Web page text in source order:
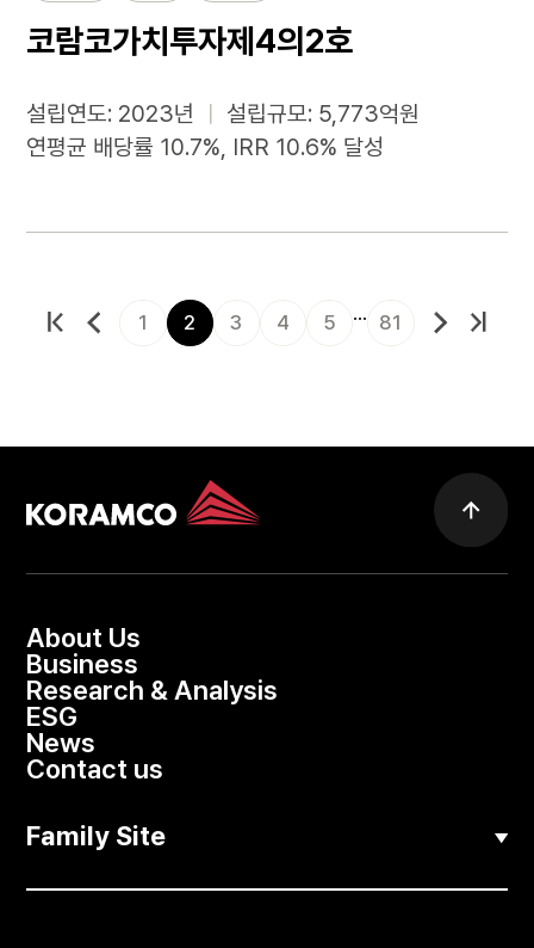
코람코가치투자제4의2호
설립연도: 2023년
설립규모: 5,773억원
연평균 배당률 10.7%, IRR 10.6% 달성
1 2 3 4 5 … 81
About Us
Business
Research & Analysis
ESG
News
Contact us
Family Site